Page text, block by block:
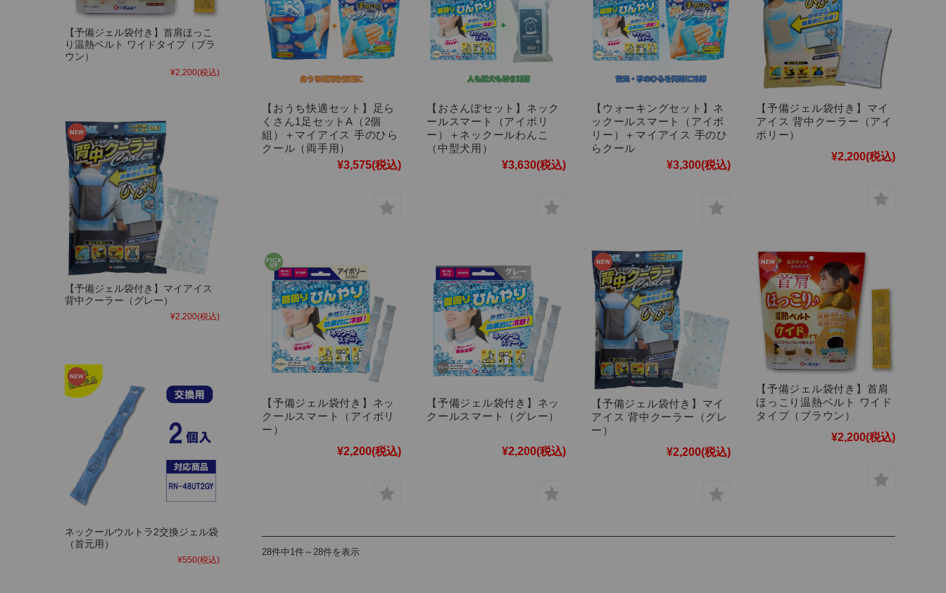
【おうち快適セット】足ら
くさん1足セットA（2個
組）＋マイアイス 手のひら
クール（両手用）
¥3,575(税込)
【おさんぽセット】ネック
ールスマート（アイボリ
ー）＋ネックールわんこ
（中型犬用）
¥3,630(税込)
【ウォーキングセット】ネ
ックールスマート（アイボ
リー）＋マイアイス 手のひ
らクール
¥3,300(税込)
【予備ジェル袋付き】マイ
アイス 背中クーラー（アイ
ボリー）
¥2,200(税込)
【予備ジェル袋付き】ネッ
クールスマート（アイボリ
ー）
¥2,200(税込)
【予備ジェル袋付き】ネッ
クールスマート（グレー）
¥2,200(税込)
【予備ジェル袋付き】マイ
アイス 背中クーラー（グレ
ー）
¥2,200(税込)
【予備ジェル袋付き】首肩
ほっこり温熱ベルト ワイド
タイプ（ブラウン）
¥2,200(税込)
28件中1件～28件を表示
【予備ジェル袋付き】首肩ほっこ
り温熱ベルト ワイドタイプ（ブラ
ウン）
¥2,200(税込)
【予備ジェル袋付き】マイアイス
背中クーラー（グレー）
¥2,200(税込)
ネックールウルトラ2交換ジェル袋
（首元用）
¥550(税込)